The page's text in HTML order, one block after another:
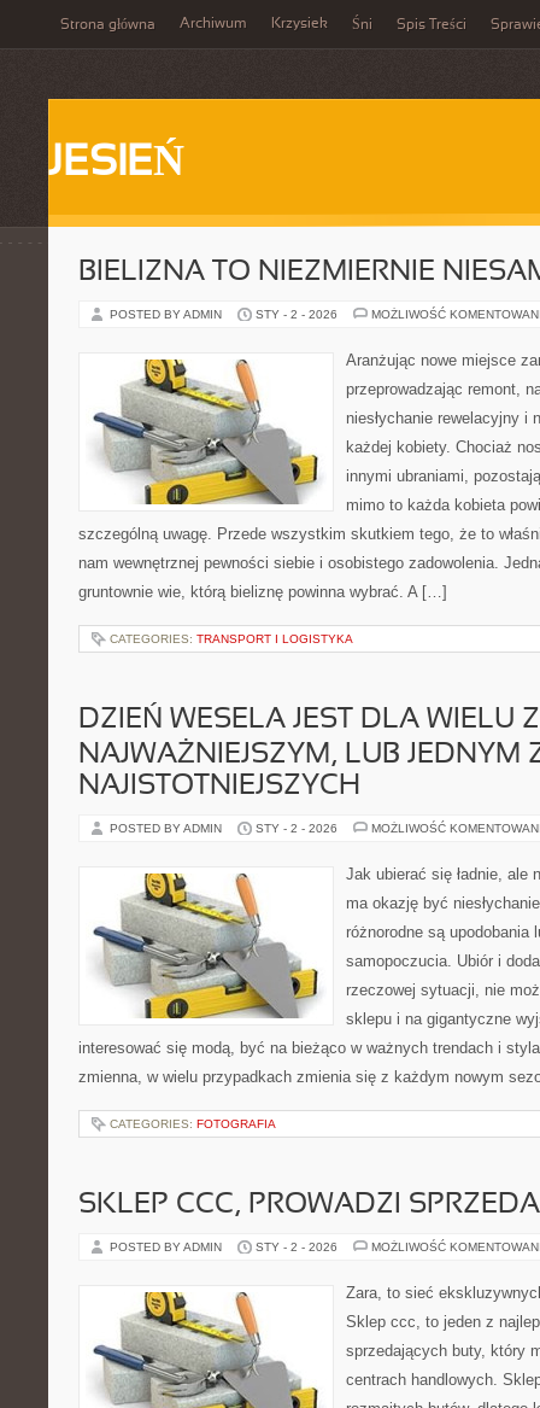
Strona główna Archiwum Krzysiek Śni Spis Treści
JESIEŃ
BIELIZNA TO NIEZMIERNIE
POSTED BY ADMIN STY - 2 - 2026 MOŻLIWOŚĆ
Aranżując nowe miejsce
przeprowadzając remont,
niesłychanie rewelacyjny i
każdej kobiety. Chociaż
innymi ubraniami,
mimo to każda kobieta
szczególną uwagę. Przede wszystkim skutkiem tego, że to
nam wewnętrznej pewności siebie i osobistego zadowolenia.
gruntownie wie, którą bieliznę powinna wybrać. A […]
CATEGORIES: TRANSPORT I LOGISTYKA
DZIEŃ WESELA JEST DLA WIELU
NAJWAŻNIEJSZYM, LUB JEDNYM
NAJISTOTNIEJSZYCH
POSTED BY ADMIN STY - 2 - 2026 MOŻLIWOŚĆ
Jak ubierać się ładnie, ale
ma okazję być
różnorodne są upodobania
samopoczucia. Ubiór i
rzeczowej sytuacji, nie
sklepu i na gigantyczne
interesować się modą, być na bieżąco w ważnych trendach i
zmienna, w wielu przypadkach zmienia się z każdym nowym
CATEGORIES: FOTOGRAFIA
SKLEP CCC, PROWADZI
POSTED BY ADMIN STY - 2 - 2026 MOŻLIWOŚĆ
Zara, to sieć
Sklep ccc, to jeden z
sprzedających buty, który
centrach handlowych.